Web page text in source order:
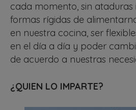
cada momento, sin ataduras
formas rígidas de
en nuestra cocina, ser
en el día a día y poder
de acuerdo a nuestras
¿QUIEN LO IMPARTE?